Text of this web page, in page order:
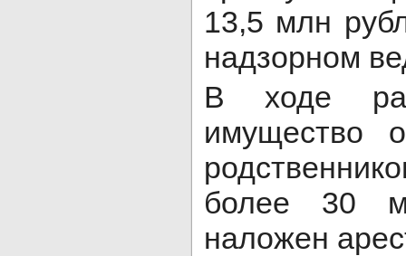
13,5 млн
надзорном
В ходе
имущество
более 30
наложен